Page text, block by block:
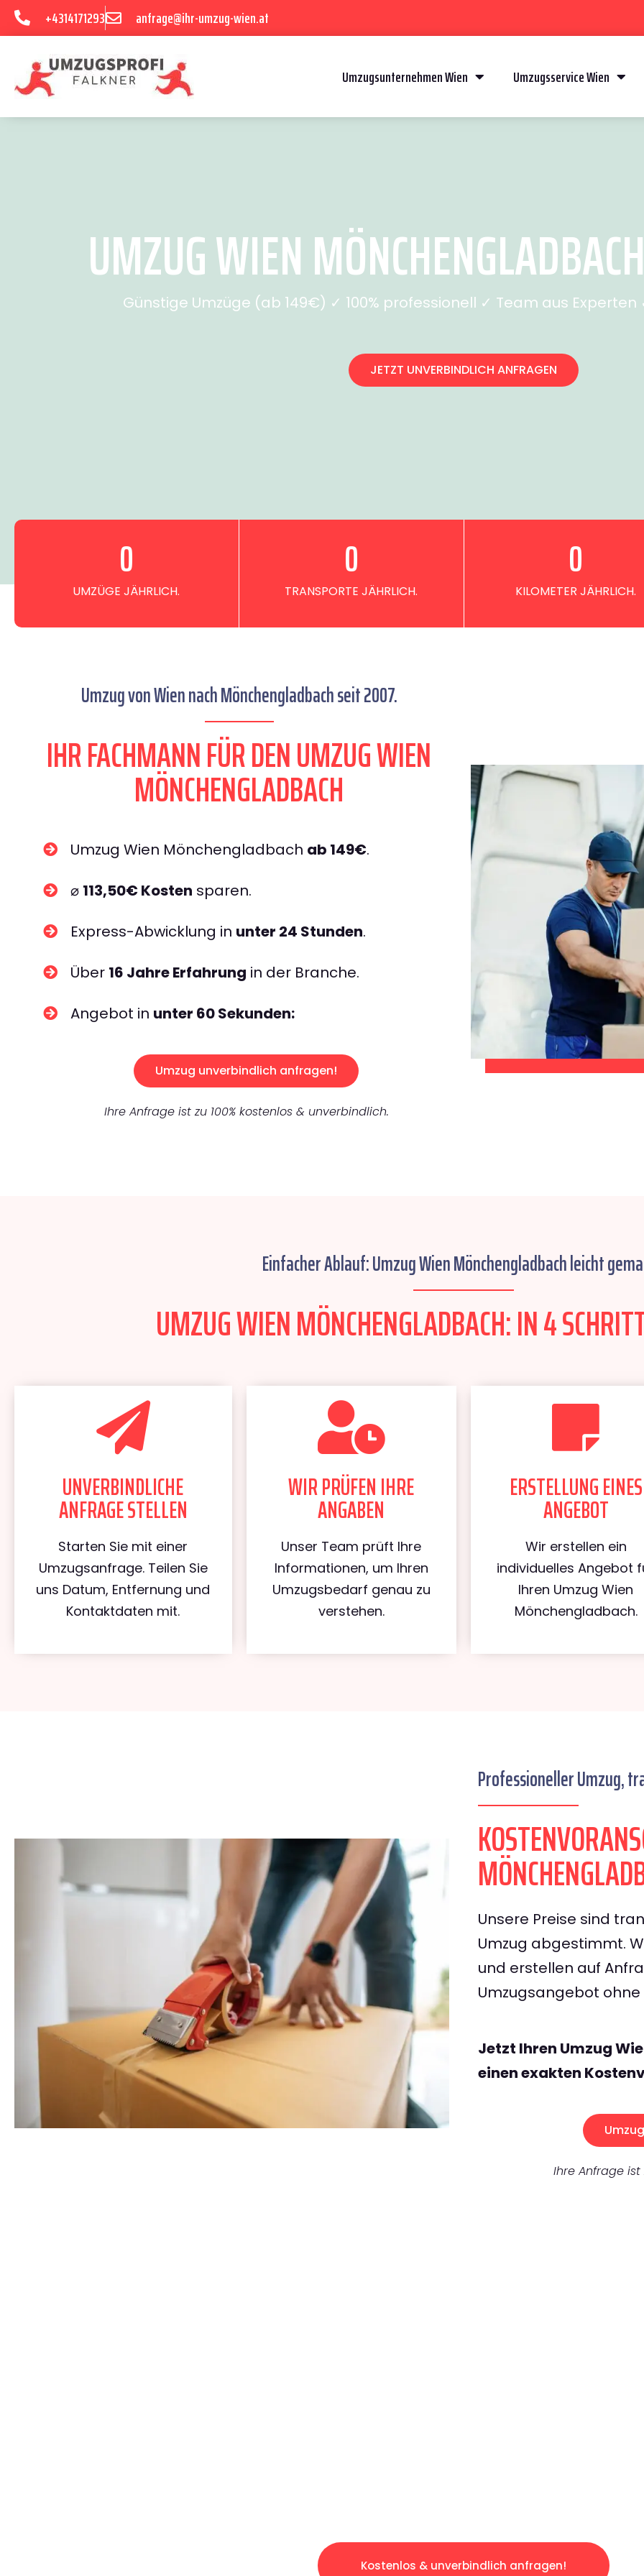
+4314171293 anfrage@ihr-umzug-wien.at
Umzugsunternehmen Wien Umzugsservice Wien
UMZUG WIEN
Günstige Umzüge (ab 149€) ✓ 100% professionell ✓ Team aus
JETZT UNVERBINDLICH ANFRAGEN
UMZÜGE JÄHRLICH.
0
TRANSPORTE JÄHRLICH.
0
KILOMETER JÄHRLICH.
0
Umzug von Wien nach Mönchengladbach seit 2007.
IHR FACHMANN FÜR DEN UMZUG WIEN
MÖNCHENGLADBACH
Umzug Wien Mönchengladbach ab 149€.
⌀ 113,50€ Kosten sparen.
Express-Abwicklung in unter 24 Stunden.
Über 16 Jahre Erfahrung in der Branche.
Angebot in unter 60 Sekunden:
Umzug unverbindlich anfragen!
Ihre Anfrage ist zu 100% kostenlos & unverbindlich.
Einfacher Ablauf: Umzug Wien Mönchengladbach leicht
UMZUG WIEN MÖNCHENGLADBACH: IN 4
UNVERBINDLICHE
ANFRAGE STELLEN
Starten Sie mit einer
Umzugsanfrage. Teilen Sie
uns Datum, Entfernung und
Kontaktdaten mit.
WIR PRÜFEN IHRE
ANGABEN
Unser Team prüft Ihre
Informationen, um Ihren
Umzugsbedarf genau zu
verstehen.
ERSTELLUNG EINES
ANGEBOT
Wir erstellen ein
individuelles Angebot
Ihren Umzug Wien
Mönchengladbach.
Professioneller Umzug,
Unsere Preise sind
Umzug abgestimmt.
und erstellen auf
Umzugsangebot
Jetzt Ihren Umzug
einen exakten
Ihre Anfrage ist
Kostenlos & unverbindlich anfragen!